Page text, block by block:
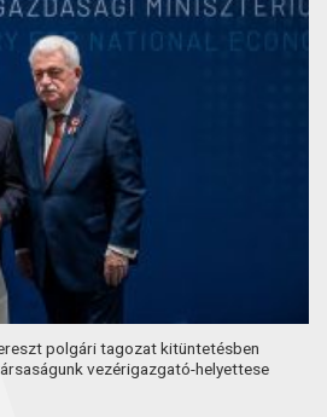
polgári tagozat kitüntetésben
vezérigazgató-helyettese